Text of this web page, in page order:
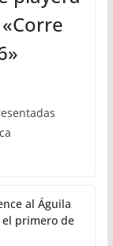
al Águila
el primero de